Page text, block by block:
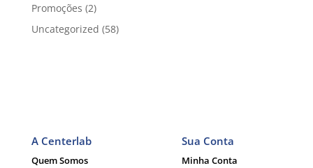
Promoções (2)
Uncategorized (58)
A Centerlab
Quem Somos
Sua Conta
Minha Conta